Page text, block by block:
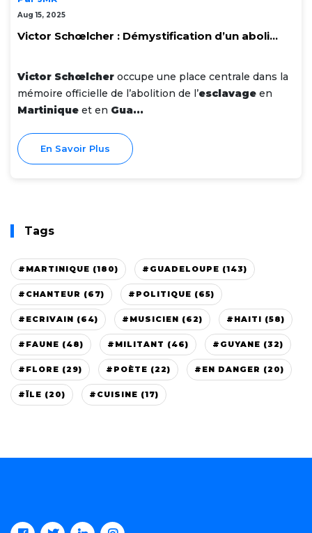
Aug 15, 2025
Victor Schœlcher : Démystification d’un aboli...
Victor Schœlcher occupe une place centrale dans la
mémoire officielle de l’abolition de l’esclavage en
Martinique et en Gua...
En Savoir Plus
Tags
#MARTINIQUE (180) #GUADELOUPE (143)
#CHANTEUR (67) #POLITIQUE (65)
#ECRIVAIN (64) #MUSICIEN (62) #HAITI (58)
#FAUNE (48) #MILITANT (46) #GUYANE (32)
#FLORE (29) #POÈTE (22) #EN DANGER (20)
#ÏLE (20) #CUISINE (17)